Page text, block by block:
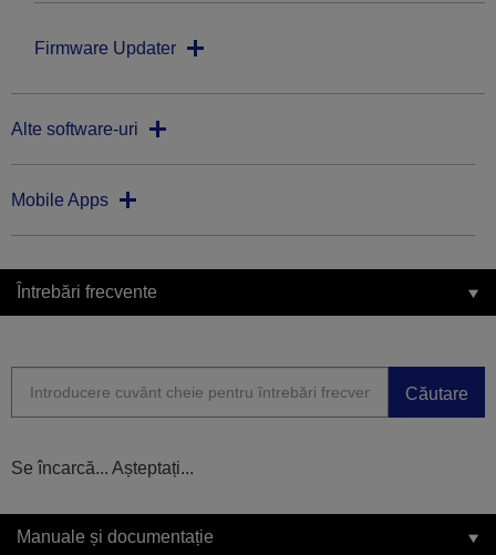
Firmware Updater
Alte software-uri
Mobile Apps
Întrebări frecvente
Căutare
Se încarcă... Așteptați...
Manuale și documentație